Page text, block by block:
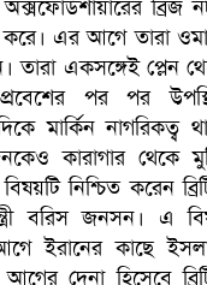
ঘরে তুলল ভারত